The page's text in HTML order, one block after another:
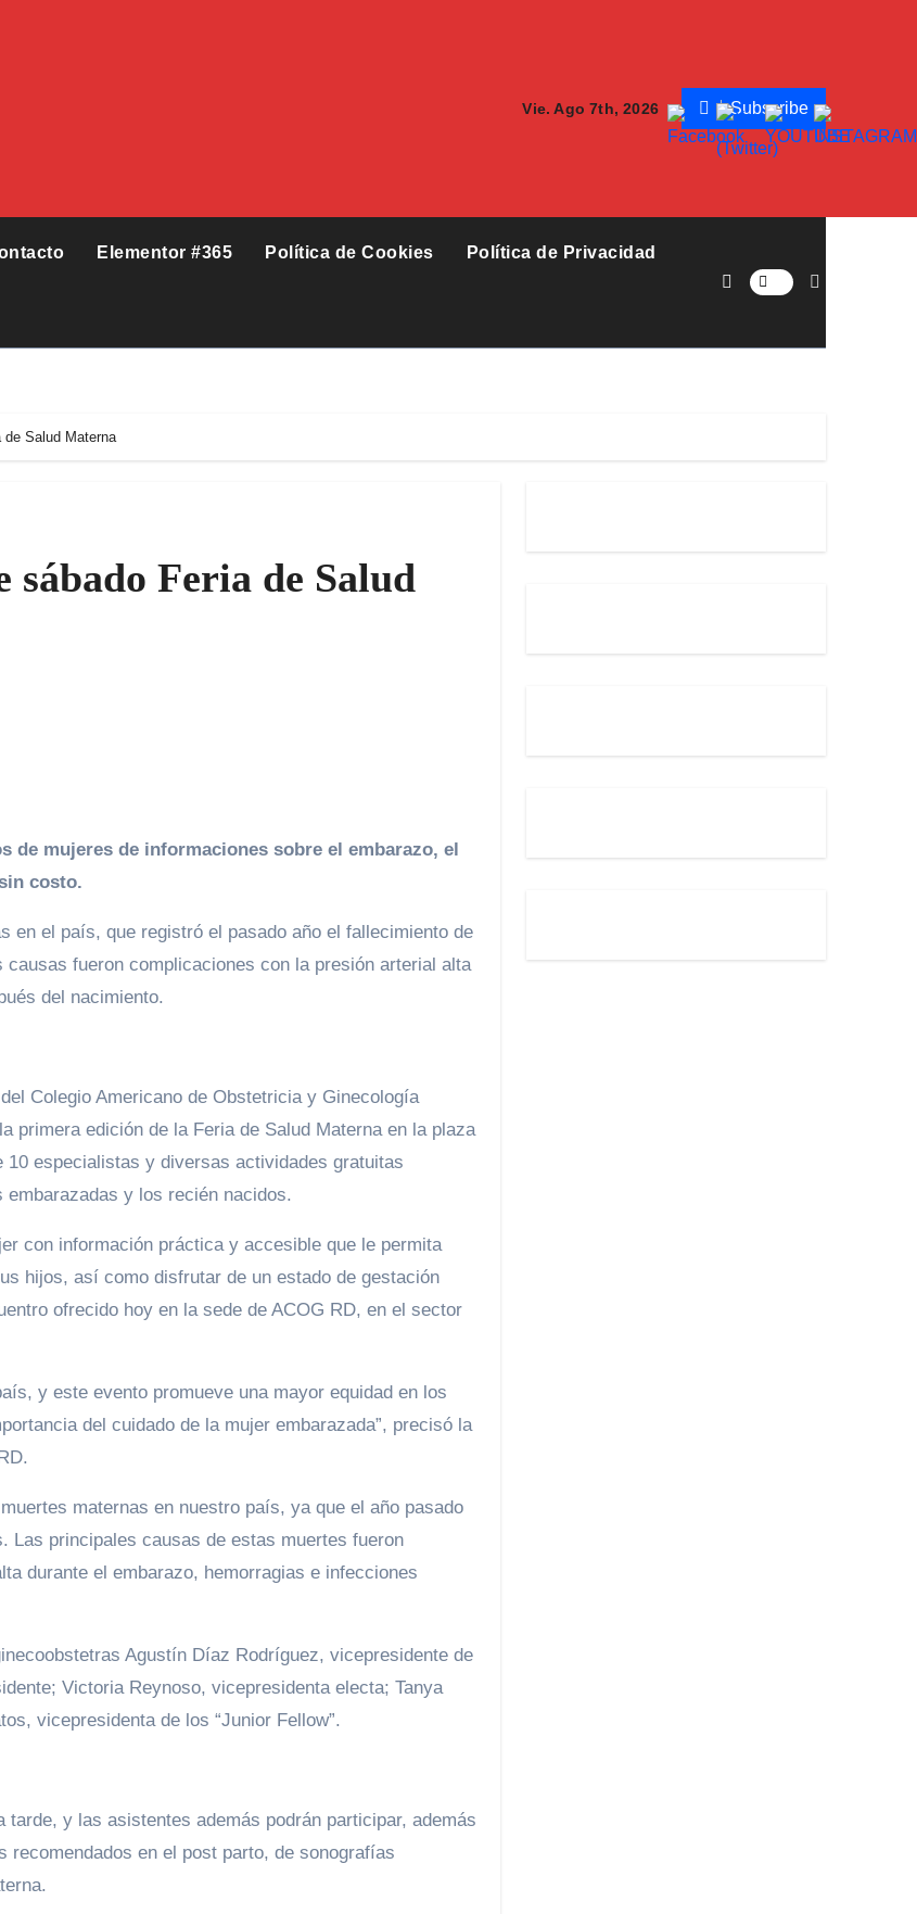
Vie. Ago 7th, 2026 Subscribe
Elementor #365 Política de Cookies Política de Privacidad
de Salud Materna
Feria de Salud
de mujeres de informaciones sobre el embarazo, el
costo.
en el país, que registró el pasado año el fallecimiento de
fueron complicaciones con la presión arterial alta
del nacimiento.
Colegio Americano de Obstetricia y Ginecología
primera edición de la Feria de Salud Materna en la plaza
especialistas y diversas actividades gratuitas
y los recién nacidos.
con información práctica y accesible que le permita
hijos, así como disfrutar de un estado de gestación
ofrecido hoy en la sede de ACOG RD, en el sector
y este evento promueve una mayor equidad en los
del cuidado de la mujer embarazada”, precisó la
maternas en nuestro país, ya que el año pasado
Las principales causas de estas muertes fueron
durante el embarazo, hemorragias e infecciones
Agustín Díaz Rodríguez, vicepresidente de
Victoria Reynoso, vicepresidenta electa; Tanya
vicepresidenta de los “Junior Fellow”.
y las asistentes además podrán participar, además
en el post parto, de sonografías